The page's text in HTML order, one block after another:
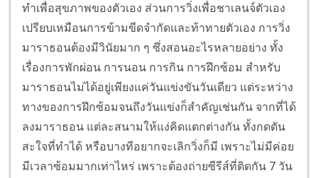
ทำเพื่อสุขภาพของตัวเอง ส่วนการวิ่งเพื่อชาเลนจ์ตัวเอง
เปรียบเหมือนการข้ามขีดจำกัดและท้าทายตัวเอง การวิ่ง
มาราธอนต้องมีวินัยมาก ๆ ซึ่งสอนอะไรหลายอย่าง ทั้ง
เรื่องการพักผ่อน การนอน การกิน การฝึกซ้อม สำหรับ
มาราธอนไม่ได้อยู่เพียงแค่วันแข่งขันวันเดียว แต่ระหว่าง
ทางของการฝึกซ้อมจนถึงวันแข่งก็สำคัญเช่นกัน จากที่ได้
ลงมาราธอน แต่ละสนามให้แง่คิดแตกต่างกัน ทั้งกดดัน
สะใจที่ทำได้ หรือบางทีอยากจะเลิกวิ่งก็มี เพราะไม่มีค่อย
มีเวลาซ้อมมากเท่าไหร่ เพราะต้องถ่ายซีรีส์ที่ติดกัน 7 วัน